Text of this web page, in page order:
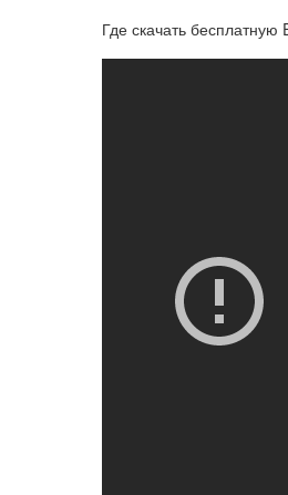
Где скачать